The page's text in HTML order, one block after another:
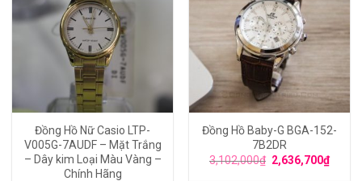
Đồng Hồ Nữ Casio LTP-
V005G-7AUDF – Mặt Trắng
– Dây kim Loại Màu Vàng –
Chính Hãng
Đồng Hồ Baby-G BGA-152-
7B2DR
3,102,000₫ 2,636,700₫